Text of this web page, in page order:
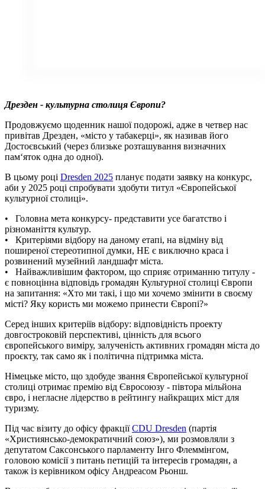
Дрезден - культурна столиця Європи?
Продовжуємо щоденник нашої подорожі, адже в четвер нас
привітав Дрезден, «місто у табакерці», як називав його
Достоєвський (через близьке розташування визначних
пам‘яток одна до одної).
В цьому році Dresden 2025 планує подати заявку на конкурс,
аби у 2025 році спробувати здобути титул «Європейської
культурної столиці».
• Головна мета конкурсу- представити усе багатство і
різноманіття культур.
• Критеріями відбору на даному етапі, на відміну від
поширеної стереотипної думки, НЕ є виключно краса і
розвинений музейний ландшафт міста.
• Найважливішим фактором, що сприяє отриманню титулу -
є повноцінна відповідь громадян Культурної столиці Європи
на запитання: «Хто ми такі, і що ми хочемо змінити в своєму
місті? Яку користь ми можемо принести Європі?»
Серед інших критеріїв відбору: відповідність проекту
довгостроковій перспективі, цінність для всього
європейського виміру, залученість активних громадян міста до
проєкту, так само як і політична підтримка міста.
Німецьке місто, що здобуде звання Європейської культурної
столиці отримає премію від Євросоюзу - півтора мільйона
євро, і негласне лідерство в рейтингу найкращих міст для
туризму.
Під час візиту до офісу фракціїCDU Dresden (партія
«Християнсько‐демократичний союз»), ми розмовляли з
депутатом Саксонського парламенту Інго Флеммінгом,
головою комісії з питань петицій та інтересів громадян, а
також із керівником офісу Андреасом Рьонш.